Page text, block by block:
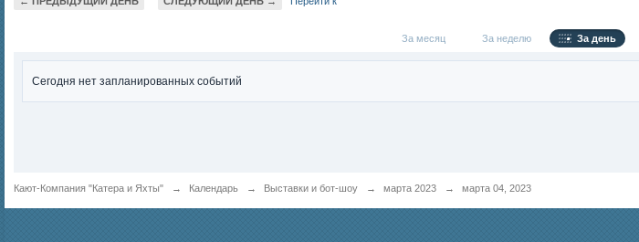
За месяц За неделю За день
Сегодня нет запланированных событий
Кают-Компания "Катера и Яхты" → Календарь → Выставки и бот-шоу → марта 2023 → марта 04, 2023